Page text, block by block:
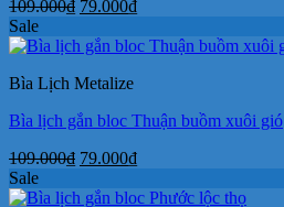
109.000₫ Giá
là:
79.000₫Giá
tại
Sale
Bìa Lịch Metalize
Bìa lịch gắn bloc Thuận buồm xuôi gió
109.000₫ Giá
là:
79.000₫Giá
tại
Sale